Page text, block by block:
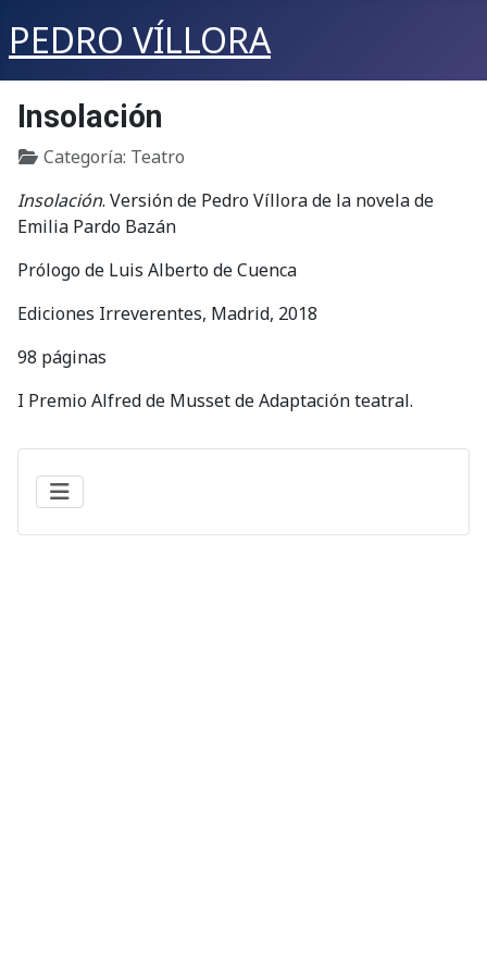
PEDRO VÍLLORA
Insolación
Detalles
Categoría: Teatro
Insolación. Versión de Pedro Víllora de la novela de
Emilia Pardo Bazán
Prólogo de Luis Alberto de Cuenca
Ediciones Irreverentes, Madrid, 2018
98 páginas
I Premio Alfred de Musset de Adaptación teatral.